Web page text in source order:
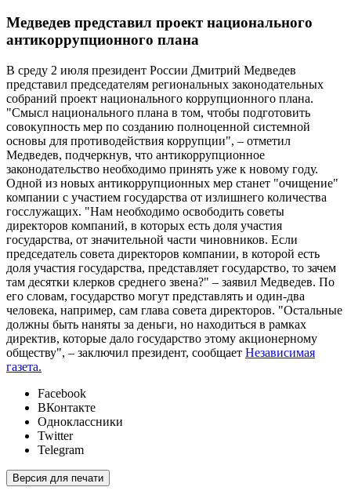
Медведев представил проект национального
антикоррупционного плана
В среду 2 июля президент России Дмитрий Медведев
представил председателям региональных законодательных
собраний проект национального коррупционного плана.
"Смысл национального плана в том, чтобы подготовить
совокупность мер по созданию полноценной системной
основы для противодействия коррупции", – отметил
Медведев, подчеркнув, что антикоррупционное
законодательство необходимо принять уже к новому году.
Одной из новых антикоррупционных мер станет "очищение"
компании с участием государства от излишнего количества
госслужащих. "Нам необходимо освободить советы
директоров компаний, в которых есть доля участия
государства, от значительной части чиновников. Если
председатель совета директоров компании, в которой есть
доля участия государства, представляет государство, то зачем
там десятки клерков среднего звена?" – заявил Медведев. По
его словам, государство могут представлять и один-два
человека, например, сам глава совета директоров. "Остальные
должны быть наняты за деньги, но находиться в рамках
директив, которые дало государство этому акционерному
обществу", – заключил президент, сообщает Независимая
газета.
Facebook
ВКонтакте
Одноклассники
Twitter
Telegram
Версия для печати